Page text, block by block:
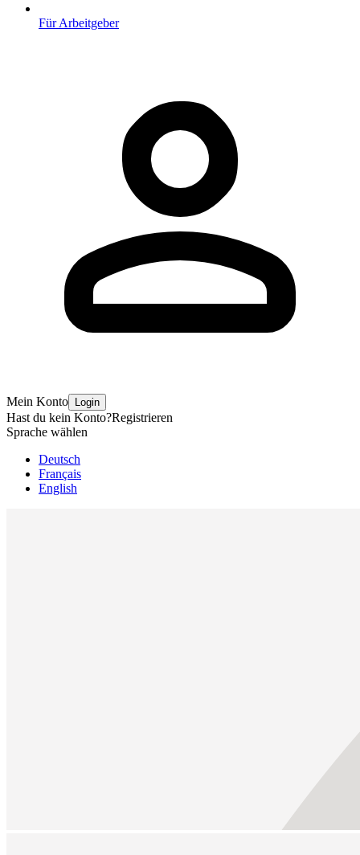
Für Arbeitgeber
Mein Konto Login
Hast du kein Konto?Registrieren
Sprache wählen
Deutsch
Français
English